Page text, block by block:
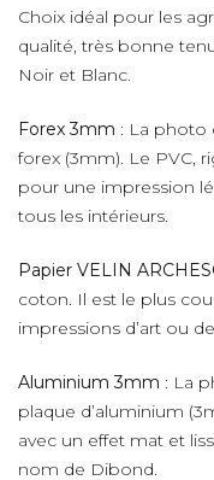
Choix idéal pour les
qualité, très bonne
Noir et Blanc.
Forex 3mm : La photo
forex (3mm). Le PVC,
pour une impression
tous les intérieurs.
Papier VELIN
coton. Il est le plus
impressions d’art ou
Aluminium 3mm : La
plaque d’aluminium
avec un effet mat et
nom de Dibond.